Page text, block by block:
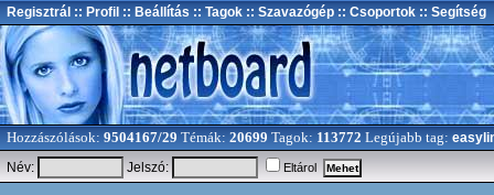
Regisztrál :: Profil :: Beállítás :: Tagok :: Szavazógép :: Csoportok :: Segítség
Hozzászólások: 9504167/29 Témák: 20699 Tagok: 113772 Legújabb tag:
Név:
Jelszó: Eltárol